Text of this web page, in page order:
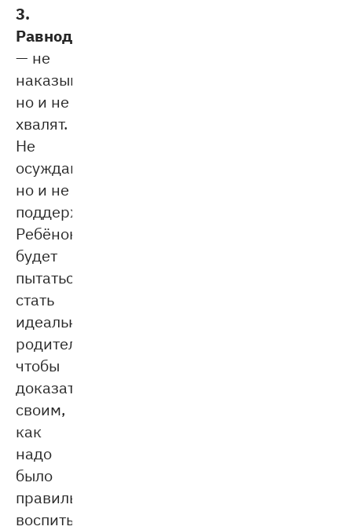
3.
Равнодушие
— не
наказывают,
но и не
хвалят.
Не
осуждают,
но и не
поддерживают.
Ребёнок
будет
пытаться
стать
идеальным
родителем,
чтобы
доказать
своим,
как
надо
было
правильно
воспитывать.